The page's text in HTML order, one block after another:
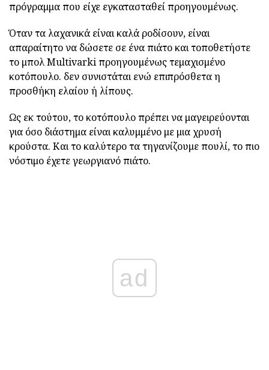
πρόγραμμα που είχε εγκατασταθεί προηγουμένως.
Όταν τα λαχανικά είναι καλά ροδίσουν, είναι
απαραίτητο να δώσετε σε ένα πιάτο και τοποθετήστε
το μπολ Multivarki προηγουμένως τεμαχισμένο
κοτόπουλο. δεν συνιστάται ενώ επιπρόσθετα η
προσθήκη ελαίου ή λίπους.
Ως εκ τούτου, το κοτόπουλο πρέπει να μαγειρεύονται
για όσο διάστημα είναι καλυμμένο με μια χρυσή
κρούστα. Και το καλύτερο τα τηγανίζουμε πουλί, το πιο
νόστιμο έχετε γεωργιανό πιάτο.
ad